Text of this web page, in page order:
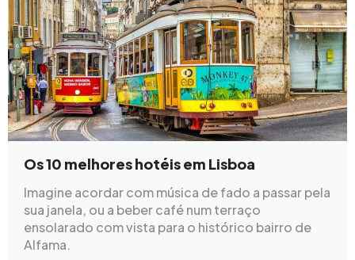
Os 10 melhores hotéis em Lisboa
Imagine acordar com música de fado a passar pela
sua janela, ou a beber café num terraço
ensolarado com vista para o histórico bairro de
Alfama.